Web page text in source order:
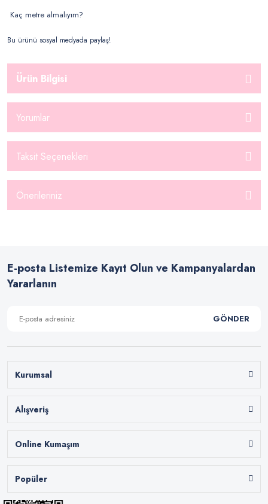
Kaç metre almalıyım?
Bu ürünü sosyal medyada paylaş!
Ürün Bilgisi
Yorumlar
Taksit Seçenekleri
Önerileriniz
E-posta Listemize Kayıt Olun ve Kampanyalardan
Yararlanın
GÖNDER
Kurumsal
Alışveriş
Online Kumaşım
Popüler